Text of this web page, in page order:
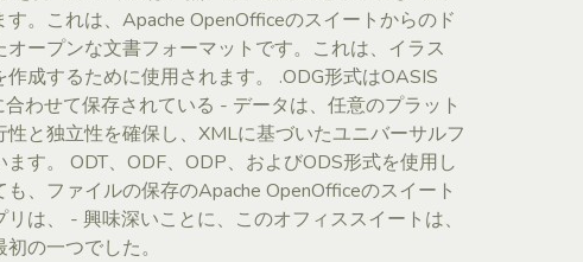
。これは、Apache OpenOfficeのスイートからのド
オープンな文書フォーマットです。これは、イラス
作成するために使用されます。 .ODG形式はOASIS
わせて保存されている - データは、任意のプラット
と独立性を確保し、XMLに基づいたユニバーサルフ
す。 ODT、ODF、ODP、およびODS形式を使用し
、ファイルの保存のApache OpenOfficeのスイート
は、 - 興味深いことに、このオフィススイートは、
の一つでした。